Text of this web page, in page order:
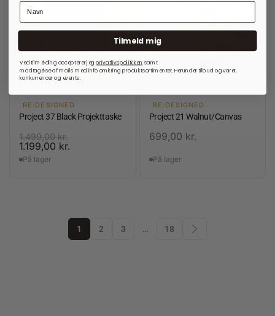
RE:DESIGNED
Project 37 Black Projekttaske
1.499,00kr.
1.199,00 kr.
På lager
RE:DESIGNED
Project 21 Walnut/Canvas
699,00 kr.
På lager
1 2 3 … 18
Tilmeld mig
Ved tilmelding accepterer jegprivatlivspolitkken samt
modtagelse af mails med info omkring produktsortimentet. Herunder tilbud og varer,
konkurrencer og events.